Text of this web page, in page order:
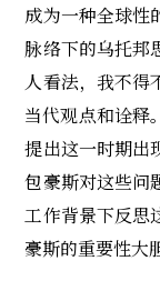
成为一种全球性
脉络下的乌托邦
人看法，我不得
当代观点和诠释
提出这一时期出
包豪斯对这些问
工作背景下反思
豪斯的重要性大